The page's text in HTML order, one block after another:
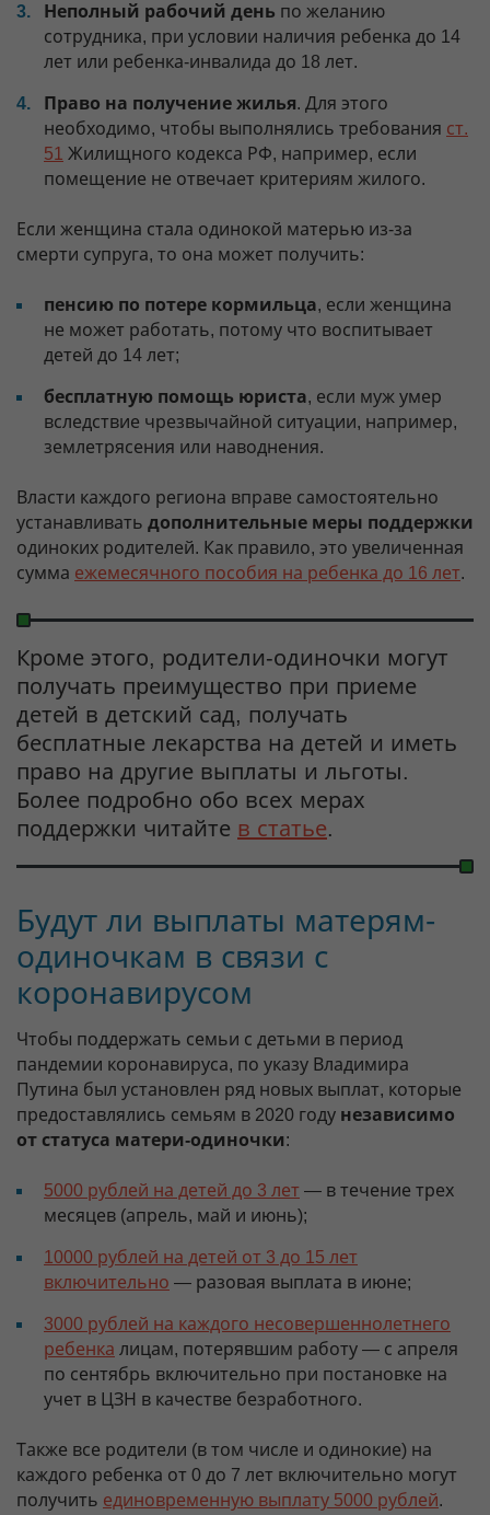
Неполный рабочий день по желанию
сотрудника, при условии наличия ребенка до 14
лет или ребенка-инвалида до 18 лет.
Право на получение жилья. Для этого
необходимо, чтобы выполнялись требования ст.
51 Жилищного кодекса РФ, например, если
помещение не отвечает критериям жилого.
Если женщина стала одинокой матерью из-за
смерти супруга, то она может получить:
пенсию по потере кормильца, если женщина
не может работать, потому что воспитывает
детей до 14 лет;
бесплатную помощь юриста, если муж умер
вследствие чрезвычайной ситуации, например,
землетрясения или наводнения.
Власти каждого региона вправе самостоятельно
устанавливать дополнительные меры поддержки
одиноких родителей. Как правило, это увеличенная
сумма ежемесячного пособия на ребенка до 16 лет.
Кроме этого, родители-одиночки могут
получать преимущество при приеме
детей в детский сад, получать
бесплатные лекарства на детей и иметь
право на другие выплаты и льготы.
Более подробно обо всех мерах
поддержки читайте в статье.
Будут ли выплаты матерям-
одиночкам в связи с
коронавирусом
Чтобы поддержать семьи с детьми в период
пандемии коронавируса, по указу Владимира
Путина был установлен ряд новых выплат, которые
предоставлялись семьям в 2020 году независимо
от статуса матери-одиночки:
5000 рублей на детей до 3 лет — в течение трех
месяцев (апрель, май и июнь);
10000 рублей на детей от 3 до 15 лет
включительно — разовая выплата в июне;
3000 рублей на каждого несовершеннолетнего
ребенка лицам, потерявшим работу — с апреля
по сентябрь включительно при постановке на
учет в ЦЗН в качестве безработного.
Также все родители (в том числе и одинокие) на
каждого ребенка от 0 до 7 лет включительно могут
получить единовременную выплату 5000 рублей.